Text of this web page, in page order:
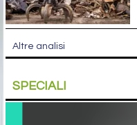
Altre analisi
SPECIALI